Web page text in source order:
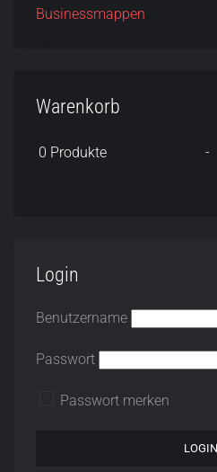
Businessmappen
Warenkorb
0 Produkte -
Login
Benutzername
Passwort
Passwort merken